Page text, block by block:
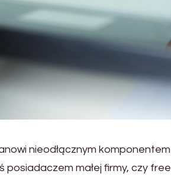
nieodłącznym
posiadaczem małej firmy, czy